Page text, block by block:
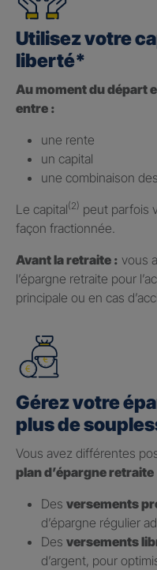
Utilisez votre
liberté*
Au moment du départ
entre :
une rente
un capital
une combinaison
Le capital(2) peut parfois
façon fractionnée.
Avant la retraite : vous
l’épargne retraite pour
principale ou en cas
Gérez votre
plus de
Vous avez différentes
plan d’épargne retraite
Des versements
d’épargne régulier
Des versements
d’argent, pour